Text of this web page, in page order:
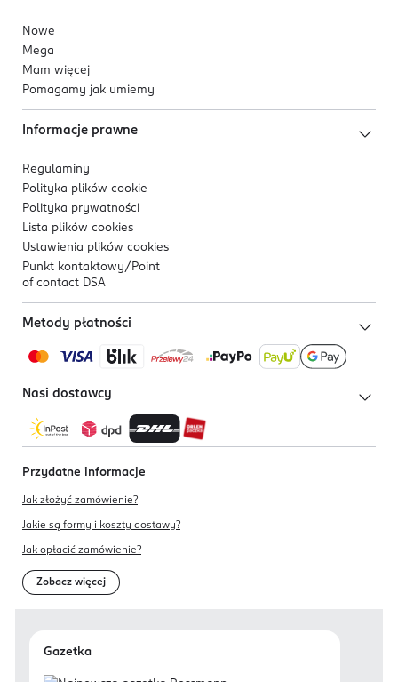
Nowe
Mega
Mam więcej
Pomagamy jak umiemy
Informacje prawne
Regulaminy
Polityka plików cookie
Polityka prywatności
Lista plików cookies
Ustawienia plików cookies
Punkt kontaktowy/ Point
of contact DSA
Metody płatności
Nasi dostawcy
Przydatne informacje
Jak złożyć zamówienie?
Jakie są formy i koszty dostawy?
Jak opłacić zamówienie?
Zobacz więcej
Gazetka